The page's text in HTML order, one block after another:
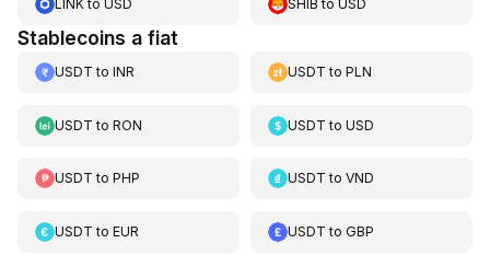
LINKto USD SHIB toUSD
Stablecoins a fiat
USDT to INR USDT toPLN
USDT to RON USDT toUSD
USDT to PHP USDT toVND
USDT to EUR USDT toGBP